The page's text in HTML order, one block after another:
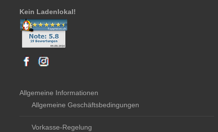
Kein Ladenlokal!
Allgemeine Informationen
Allgemeine Geschäftsbedingungen
Vorkasse-Regelung